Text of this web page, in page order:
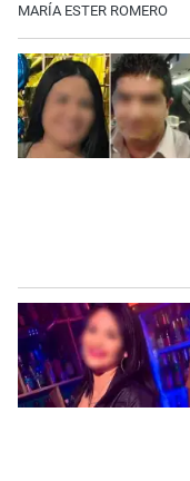
MARÍA ESTER ROMERO